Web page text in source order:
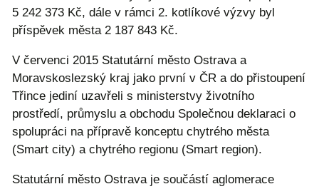
5 242 373 Kč, dále v rámci 2. kotlíkové výzvy byl
příspěvek města 2 187 843 Kč.
V červenci 2015 Statutární město Ostrava a
Moravskoslezský kraj jako první v ČR a do přistoupení
Třince jediní uzavřeli s ministerstvy životního
prostředí, průmyslu a obchodu Společnou deklaraci o
spolupráci na přípravě konceptu chytrého města
(Smart city) a chytrého regionu (Smart region).
Statutární město Ostrava je součástí aglomerace